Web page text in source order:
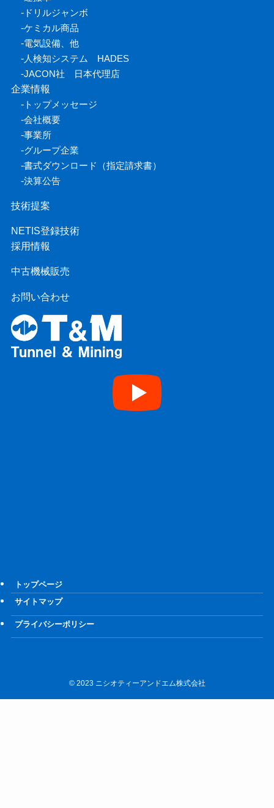
-ドリルジャンボ
-ケミカル商品
-電気設備、他
-人検知システム HADES
-JACON社 日本代理店
企業情報
-トップメッセージ
-会社概要
-事業所
-グループ企業
-書式ダウンロード（指定請求書）
-決算公告
技術提案
NETIS登録技術
採用情報
中古機械販売
お問い合わせ
トップページ
サイトマップ
プライバシーポリシー
©2023 ニシオティーアンドエム株式会社